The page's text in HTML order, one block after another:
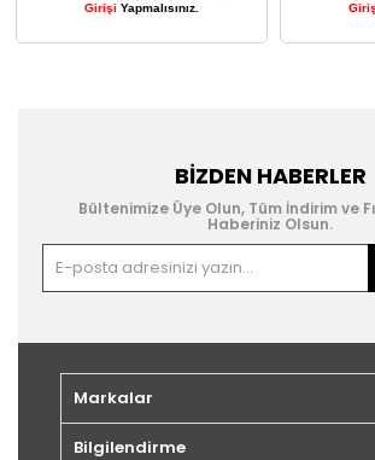
GirişiYapmalısınız.
BIZDEN HABERLER
Bültenimize Üye Olun, Tüm İndirim ve
Haberiniz Olsun.
Markalar
Bilgilendirme